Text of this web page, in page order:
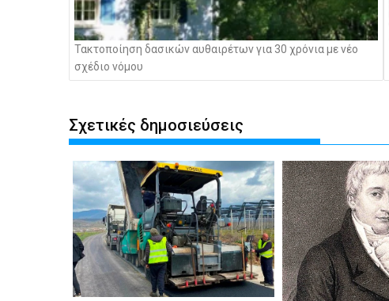
Τακτοποίηση δασικών αυθαιρέτων για 30 χρόνια με νέο
σχέδιο νόμου
Σχετικές δημοσιεύσεις